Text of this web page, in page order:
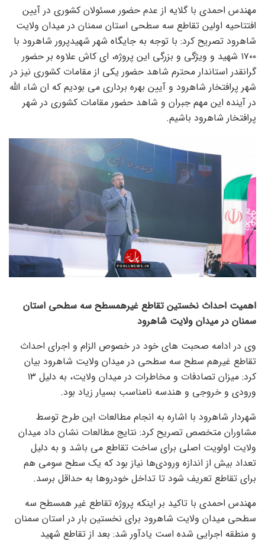
مهندس احمدی با گلایه از عدم حضور مسئولان کشوری در آیین
افتتاحیه اولین تقاطع سه سطحی استان سمنان در میدان ولایت
شاهرود تصریح کرد: با توجه به جایگاه شهر شهیدپرور شاهرود با
۱۷۰۰ شهید و ویژگی و بزرگی این پروژه، ای کاش علاوه بر حضور
گرانقدر استاندار محترم شاهد حضور یکی از مقامات کشوری نیز در
شهر پرافتخار شاهرود و آیین بهره برداری می بودیم که ان شاء الله
در آینده این مهم جبران و شاهد حضور مقامات کشوری در شهر
پرافتخار شاهرود باشیم.
اهمیت احداث نخستین تقاطع غیرهمسطح سه سطحی استان
سمنان در میدان ولایت شاهرود
وی در ادامه صحبت های خود در خصوص الزام و اجرای احداث
تقاطع غیرهم سطح سه سطحی در میدان ولایت شاهرود بیان
کرد: میزان تصادفات و مخاطرات در میدان ولایت، به دلیل ۱۳
ورودی و خروجی و هندسه نامناسب بسیار زیاد بود.
شهردار شاهرود با اشاره به انجام مطالعات این طرح توسط
مشاوران متخصص تصریح کرد: نتایج مطالعات نشان داد میدان
ولایت اولویت اصلی برای ساخت تقاطع می باشد و به دلیل
تعداد بیش از اندازه ورودی‌ها نیاز بود که یک سطح سومی هم
برای تقاطع تعریف شود تا تداخل خودروها به حداقل برسد.
مهندس احمدی با تاکید بر اینکه پروژه تقاطع غیر همسطح سه
سطحی میدان ولایت شاهرود برای نخستین بار در استان سمنان
و منطقه اجرایی شده است یادآور شد: بعد از تقاطع شهید